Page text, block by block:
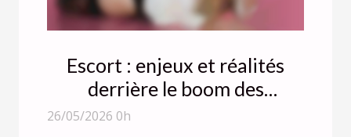
Escort : enjeux et réalités
derrière le boom des
rencontres premium
26/05/2026 0h